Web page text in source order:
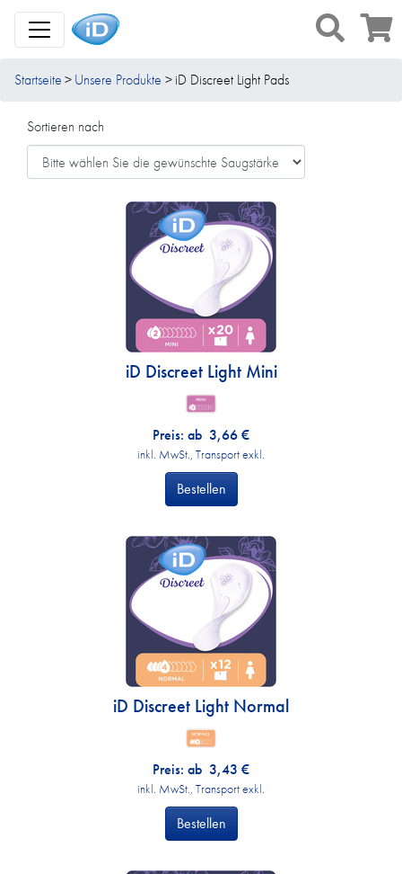
Toggle Navigation
Startseite Unsere Produkte iD Discreet Light Pads
Sortieren nach
iD Discreet Light Mini
Preis: ab 3,66€
inkl. MwSt., Transport exkl.
Bestellen
iD Discreet Light Normal
Preis: ab 3,43 €
inkl. MwSt., Transport exkl.
Bestellen